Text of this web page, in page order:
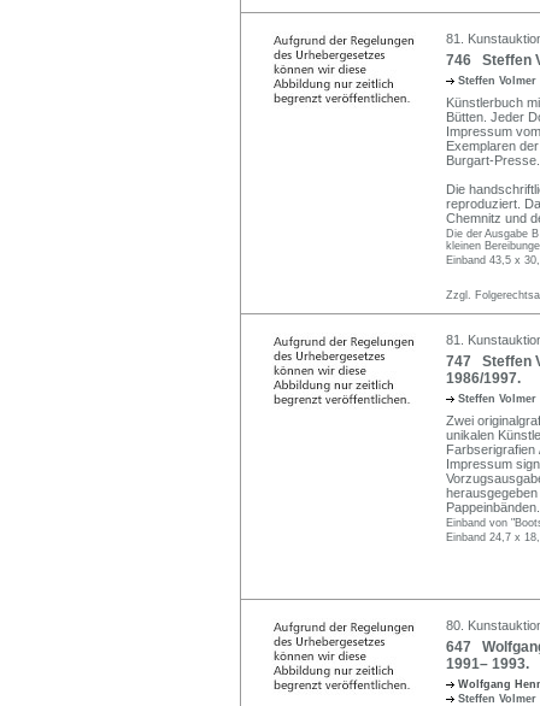
81.
746 Steffen
Steffen Volmer
Künstlerbuch
Bütten. Jeder
Impressum
Exemplaren
Burgart-
Die
reproduziert.
Chemnitz und
Die der Ausgabe
kleinen
Einband 43,5 x
Zzgl.
81.
747 Steffen
1986/1997.
Steffen Volmer
Zwei
unikalen
Farbserigrafien
Impressum
Pappeinbänden.
Einband von
Einband 24,7 x
80.
647
1991– 1993.
Wolfgang
Steffen Volmer